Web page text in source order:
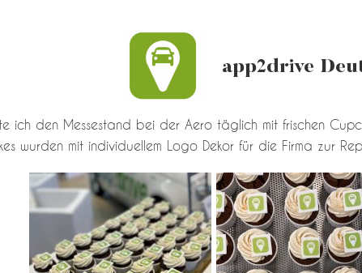
app2drive
ich den Messestand bei der Aero täglich mit frischen
wurden mit individuellem Logo Dekor für die Firma zur